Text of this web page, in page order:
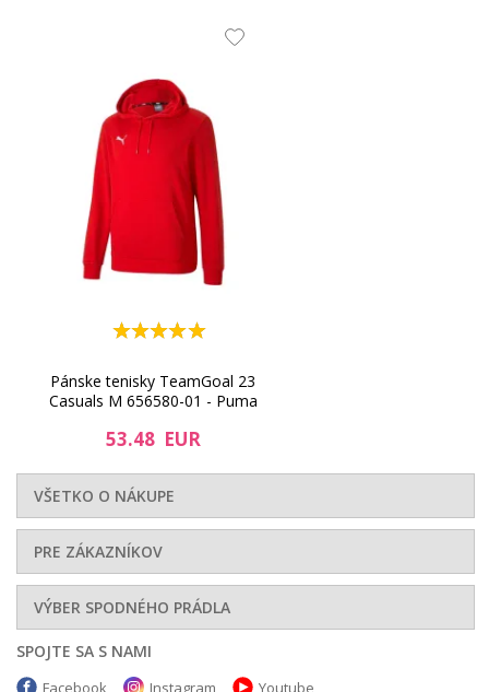
61.36 EUR
54.74 EUR
Pánske tenisky TeamGoal 23
Casuals M 656580-01 - Puma
53.48 EUR
VŠETKO O NÁKUPE
PRE ZÁKAZNÍKOV
VÝBER SPODNÉHO PRÁDLA
SPOJTE SA S NAMI
Facebook Instagram Youtube